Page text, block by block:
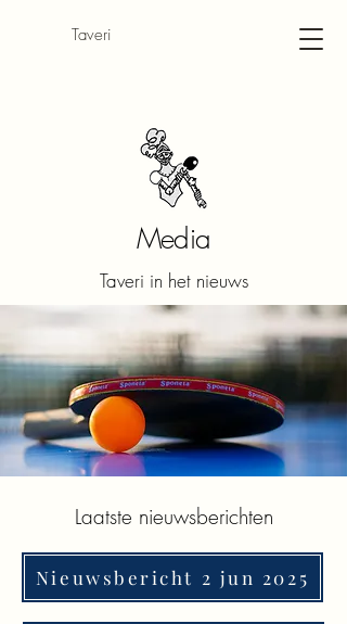
​Taveri
Media
Taveri in het nieuws
Laatste nieuwsberichten
Nieuwsbericht 2 jun 2025